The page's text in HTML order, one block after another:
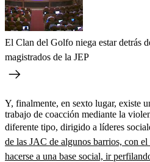
El Clan del Golfo niega estar detrás
magistrados de la JEP
Y, finalmente, en sexto lugar, existe
trabajo de coacción mediante la
diferente tipo, dirigido a líderes
de las JAC de algunos barrios, con el
hacerse a una base social, ir